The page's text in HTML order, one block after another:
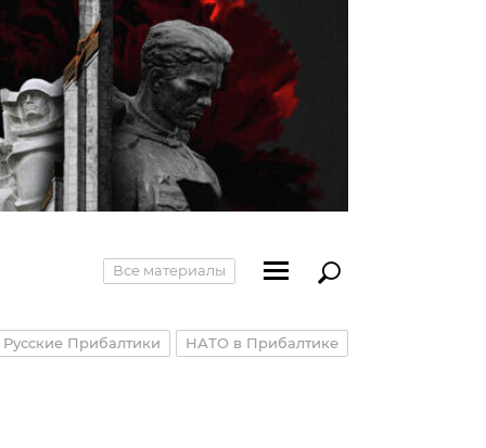
Все материалы
Русские Прибалтики НАТО в Прибалтике